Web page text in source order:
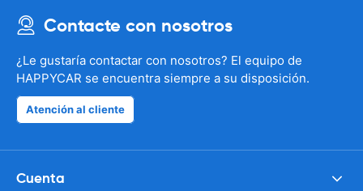
Contacte con nosotros
¿Le gustaría contactar con nosotros? El equipo de
HAPPYCAR se encuentra siempre a su disposición.
Atención al cliente
Cuenta